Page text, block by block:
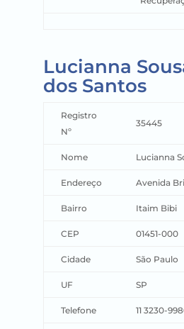
Lucianna
dos Santos
Registro
Nº
35445
Nome Lucianna
Endereço Avenida
Bairro Itaim Bibi
CEP 01451-000
Cidade São Paulo
UF SP
Telefone 11 3230-